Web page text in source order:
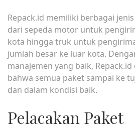
Repack.id memiliki berbagai
dari sepeda motor untuk
kota hingga truk untuk
jumlah besar ke luar kota.
manajemen yang baik,
bahwa semua paket sampai ke
dan dalam kondisi baik.
Pelacakan Paket